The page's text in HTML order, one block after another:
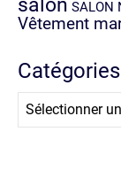
SALON
Vêtement
Catégories
Catégories